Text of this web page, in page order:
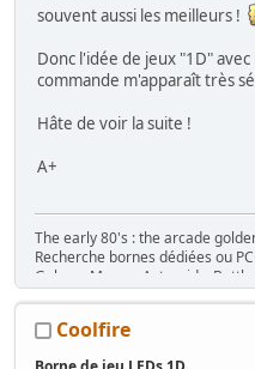
souvent aussi les meilleurs !
Donc l'idée de jeux "1D"
commande m'apparaît très
Hâte de voir la suite !
A+
The early 80's : the arcade
Recherche bornes dédiées ou
Galaga, Mappy, Asteroids,
Star Wars, Donkey Kong (+ Jr),
Gottlieb des années 80 (Spirit,
Divers : Ice Cold Beer =>
Coolfire